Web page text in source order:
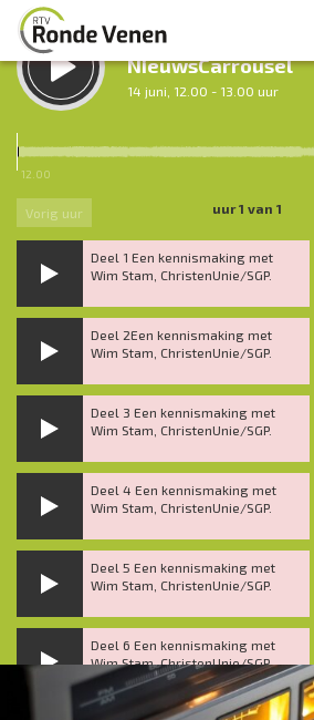
LUISTER TERUG:
NieuwsCarrousel
14 juni, 12.00 - 13.00 uur
12.00
Vorig uur uur 1 van 1
Deel 1 Een kennismaking met
Wim Stam, ChristenUnie/SGP.
Deel 2Een kennismaking met
Wim Stam, ChristenUnie/SGP.
Deel 3 Een kennismaking met
Wim Stam, ChristenUnie/SGP.
Deel 4 Een kennismaking met
Wim Stam, ChristenUnie/SGP.
Deel 5 Een kennismaking met
Wim Stam, ChristenUnie/SGP.
Deel 6 Een kennismaking met
Wim Stam, ChristenUnie/SGP.